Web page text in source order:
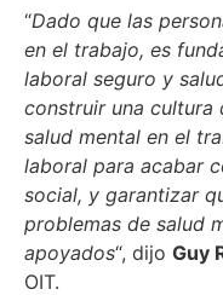
“Dado que las
en el trabajo, es
laboral seguro y
construir una cultura
salud mental en el
laboral para acabar
social, y garantizar
problemas de salud
apoyados“, dijo Guy
OIT.